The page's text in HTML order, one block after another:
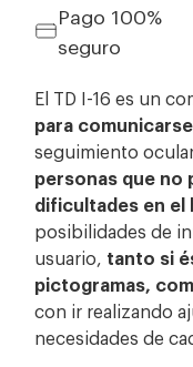
Pago 100%
seguro
El TD I-16 es un
para
seguimiento
personas que no
dificultades en el
posibilidades de
usuario, tanto si
pictogramas,
con ir realizando
necesidades de